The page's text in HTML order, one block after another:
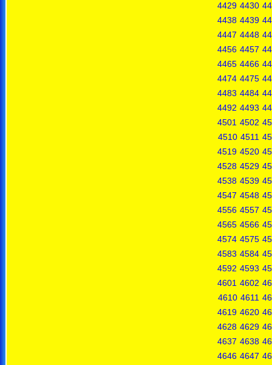
4429 4430
4438 4439
4447 4448
4456 4457
4465 4466
4474 4475
4483 4484
4492 4493
4501 4502
4510 4511
4519 4520
4528 4529
4538 4539
4547 4548
4556 4557
4565 4566
4574 4575
4583 4584
4592 4593
4601 4602
4610 4611
4619 4620
4628 4629
4637 4638
4646 4647